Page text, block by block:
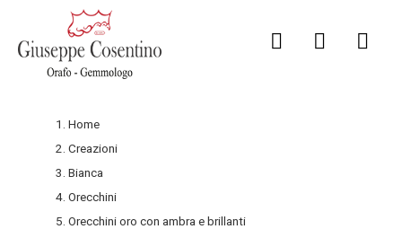
Home
Creazioni
Bianca
Orecchini
Orecchini oro con ambra e brillanti